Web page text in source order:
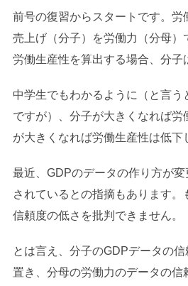
前号の復習からスタートです。労
売上げ（分子）を労働力（分母）
労働生産性を算出する場合、分子
中学生でもわかるように（と言う
ですが）、分子が大きくなれば労
が大きくなれば労働生産性は低下
最近、GDPのデータの作り方が
されているとの指摘もあります
信頼度の低さを批判できません。
とは言え、分子のGDPデータの
置き、分母の労働力のデータの信